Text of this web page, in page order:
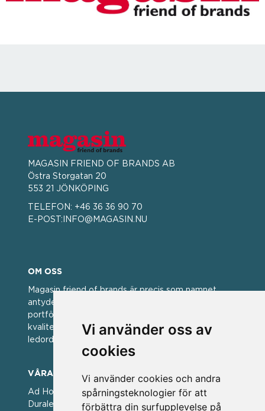
Vi använder oss av
cookies
Vi använder cookies och andra
spårningsteknologier för att
förbättra din surfupplevelse på
MAGASIN FRIEND OF BRANDS AB
Östra Storgatan 20
553 21 JÖNKÖPING
TELEFON: +46 36 36 90 70
E-POST: INFO@MAGASIN.NU
OM OSS
Magasin friend of brands är precis som namnet
antyder; en vän av varumärken. Vi har idag en stor
portfölj med välkända varumärken med hög
kvalitet. För oss har kvalitet alltid varit ett av
ledorden och som styrt vår verksamhet.
VÅRA VARUMÄRKEN
Ad Hoc ▪ Bialetti ▪ Cole & Mason ▪ Caps Me ▪
Duralex ▪ Forged ▪ G3 Ferrari ▪ Ken Hom ▪ Kilner ▪